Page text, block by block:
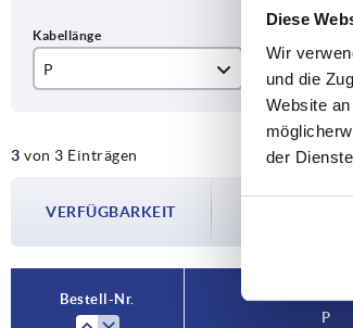
Diese
Wir
und die
Website
der
P
1000
52
3 von 3 Einträgen
VERFÜGBARKEIT
Im finalen
Bestell-Nr.
P